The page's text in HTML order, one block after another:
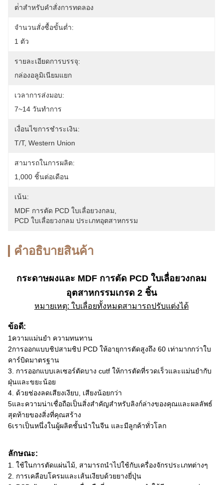
ต่ําสําหรับคําสั่งการทดลอง
จำนวนสั่งซื้อขั้นต่ำ:
1 ตัว
รายละเอียดการบรรจุ:
กล่องอลูมิเนียมแยก
เวลาการส่งมอบ:
7~14 วันทำการ
เงื่อนไขการชำระเงิน:
T/T, Western Union
สามารถในการผลิต:
1,000 ชิ้นต่อเดือน
เน้น:
MDF การตัด PCD ใบเลื่อยวงกลม
PCD ใบเลื่อยวงกลม ประเภทอุตสาหกรรม
คําอธิบายสินค้า
กระดาษผงและ MDF การตัด PCD ใบเลื่อยวงกลม
อุตสาหกรรมเกรด 2 ชิ้น
หมายเหตุ: ใบเลื่อยทั้งหมดสามารถปรับแต่งได้
ข้อดี:
1ความแม่นยํา ความทนทาน
2การออกแบบชิปสามชิป PCD ให้อายุการตัดสูงถึง 60 เท่ามากกว่าใบ
คาร์บิดมาตรฐาน
3. การออกแบบเลเซอร์ตัดบาง cutf ให้การตัดที่รวดเร็วและแม่นยํากับ
ฝุ่นและขยะน้อย
4. ด้วยช่องลดเสียงเงียบ, เสียงน้อยกว่า
5และความน่าเชื่อถือเป็นสิ่งสําคัญสําหรับลิงก์ล่างของคุณและผลลัพธ์
สุดท้ายของสิ่งที่คุณสร้าง
6เราเป็นหนึ่งในผู้ผลิตชั้นนําในจีน และมีลูกค้าทั่วโลก
ลักษณะ:
1. ใช้ในการตัดแผ่นไม้, สามารถนําไปใช้กับเครื่องจักรประเภทต่างๆ
2. การเคลือบโครมและเส้นเงียบด้วยยางยี่ปุ่น